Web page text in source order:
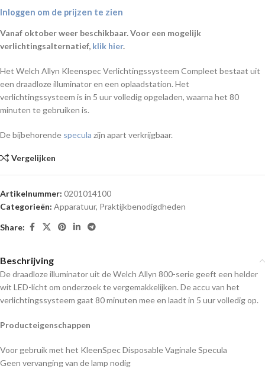
Inloggen om de prijzen te zien
Vanaf oktober weer beschikbaar. Voor een mogelijk
verlichtingsalternatief, klik hier.
Het Welch Allyn Kleenspec Verlichtingssysteem Compleet bestaat uit
een draadloze illuminator en een oplaadstation. Het
verlichtingssysteem is in 5 uur volledig opgeladen, waarna het 80
minuten te gebruiken is.
De bijbehorende specula zijn apart verkrijgbaar.
Vergelijken
Artikelnummer: 0201014100
Categorieën: Apparatuur, Praktijkbenodigdheden
Share:
Beschrijving
De draadloze illuminator uit de Welch Allyn 800-serie geeft een helder
wit LED-licht om onderzoek te vergemakkelijken. De accu van het
verlichtingssysteem gaat 80 minuten mee en laadt in 5 uur volledig op.
Producteigenschappen
Voor gebruik met het KleenSpec Disposable Vaginale Specula
Geen vervanging van de lamp nodig